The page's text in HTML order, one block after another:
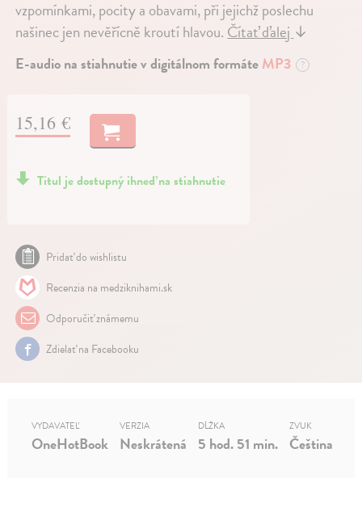
vzpomínkami, pocity a obavami, při jejichž poslechu
našinec jen nevěřícně kroutí hlavou.Čítať ďalej↓
E-audio na stiahnutie v digitálnom formáteMP3 ?
15,16 €
Titul je dostupný ihneď na stiahnutie
Pridať do wishlistu
Recenzia na medziknihami.sk
Odporučiť známemu
Zdielať na Facebooku
VYDAVATEĽ
OneHotBook
VERZIA
Neskrátená
DĹŽKA
5 hod. 51 min.
ZVUK
Čeština